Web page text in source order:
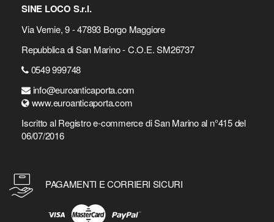
SINE LOCO S.r.l.
Via Vernie, 9 - 47893 Borgo Maggiore
Repubblica di San Marino - C.O.E. SM26737
0549 999748
info@euroanticaporta.com
www.euroanticaporta.com
Iscritto al Registro e-commerce di San Marino al n°415 del
06/07/2016
PAGAMENTI E CORRIERI SICURI